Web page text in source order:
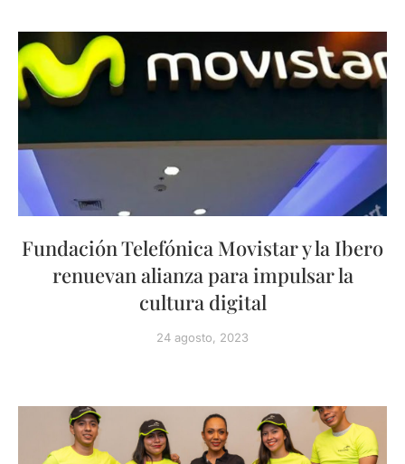
Fundación Telefónica Movistar y la Ibero
renuevan alianza para impulsar la
cultura digital
24 agosto, 2023